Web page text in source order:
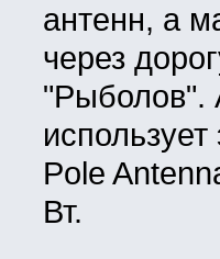
антенн, а
через
"Рыболов".
Pole
Вт.